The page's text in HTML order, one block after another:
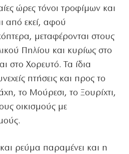
ώρες τόνοι τροφίμων και
από εκεί, αφού
μεταφέρονται στους
Πηλίου και κυρίως στο
στο Χορευτό. Τα ίδια
πτήσεις και προς το
το Μούρεσι, το Ξουρίχτι,
οικισμούς με
ρεύμα παραμένει και η